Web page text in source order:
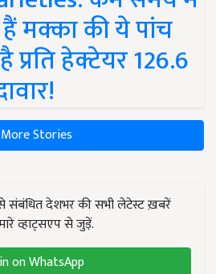
मक्का की ये पांच
प्रति हेक्टेयर 126.6
More Stories
संबंधित देशभर की सभी लेटेस्ट ख़बरें
व्हाट्सएप से जुड़ें.
on WhatsApp